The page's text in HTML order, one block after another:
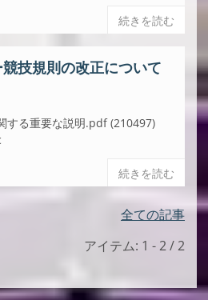
続きを読む
技規則の改正について
する重要な説明.pdf (210497)
続きを読む
全ての記事
アイテム: 1 - 2 / 2